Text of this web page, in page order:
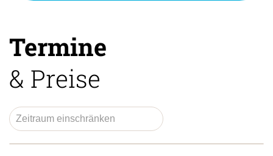
Termine
& Preise